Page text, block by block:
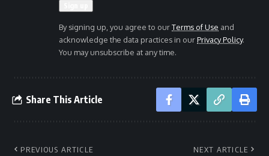
By signing up, you agree to ourTerms of Use and
acknowledge the data practices in ourPrivacy Policy.
You may unsubscribe at any time.
Share This Article
PREVIOUS ARTICLE NEXT ARTICLE